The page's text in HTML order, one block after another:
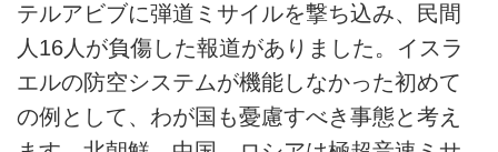
テルアビブに弾道ミサイルを撃ち込み、民間
人16人が負傷した報道がありました。イスラ
エルの防空システムが機能しなかった初めて
の例として、わが国も憂慮すべき事態と考え